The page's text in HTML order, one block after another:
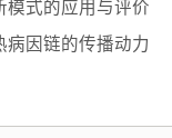
模式的应用与评价
病因链的传播动力